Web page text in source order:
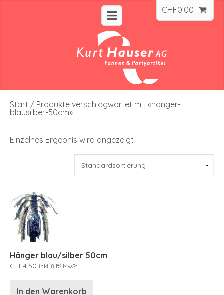
CHF0.00
Start / Produkte verschlagwortet mit «hanger-
blausilber-50cm»
Einzelnes Ergebnis wird angezeigt
Hänger blau/silber 50cm
CHF4.50 inkl. 8.1% MwSt.
In den Warenkorb